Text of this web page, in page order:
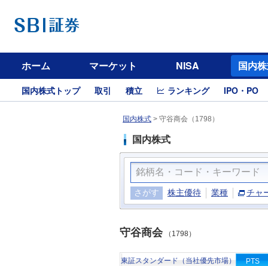
ホーム マーケット NISA 国内
国内株式トップ 取引 積立 ランキング IPO・PO
国内株式 > 守谷商会（1798）
国内株式
さがす 株主優待 業種 チャ
守谷商会（1798）
東証スタンダード（当社優先市場） PTS